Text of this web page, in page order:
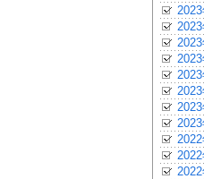
2023
2023
2023
2023
2023
2023
2023
2023
2022
2022
2022